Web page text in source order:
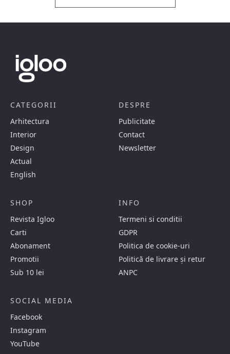
CATEGORII
Arhitectura
Interior
Design
Actual
English
DESPRE
Publicitate
Contact
Newsletter
SHOP
Revista Igloo
Carti
Abonament
Promotii
Sub 10 lei
INFO
Termeni si conditii
GDPR
Politica de cookie-uri
Politică de livrare și retur
ANPC
SOCIAL MEDIA
Facebook
Instagram
YouTube